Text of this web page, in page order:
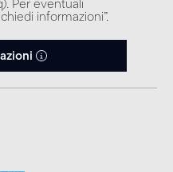
Per eventuali
informazioni”.